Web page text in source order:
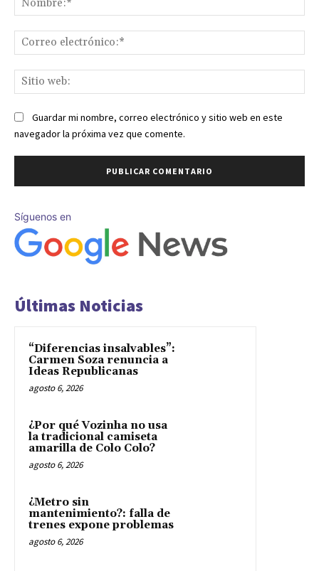
Guardar mi nombre, correo electrónico y sitio web en este
navegador la próxima vez que comente.
Síguenos en
Últimas Noticias
“Diferencias insalvables”:
Carmen Soza renuncia a
Ideas Republicanas
agosto 6, 2026
¿Por qué Vozinha no usa
la tradicional camiseta
amarilla de Colo Colo?
agosto 6, 2026
¿Metro sin
mantenimiento?: falla de
trenes expone problemas
agosto 6, 2026